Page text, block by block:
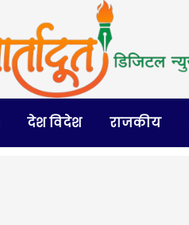
देश विदेश राजकीय